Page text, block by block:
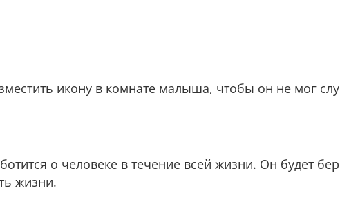
икону в комнате малыша, чтобы он не мог
о человеке в течение всей жизни. Он будет
жизни.